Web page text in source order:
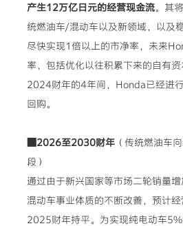
产生12万亿日元的经营现金流。其
统燃油车/混动车以及新领域，以及
尽快实现1倍以上的市净率，未来
率，包括优化以往积累下来的自有
2024财年的4年间，Honda已经进
回购。
■2026至2030财年 （传统燃油车
段）
通过由于新兴国家等市场二轮销量
混动车事业体质的不断改善，预计
2025财年持平。为实现纯电动车5%